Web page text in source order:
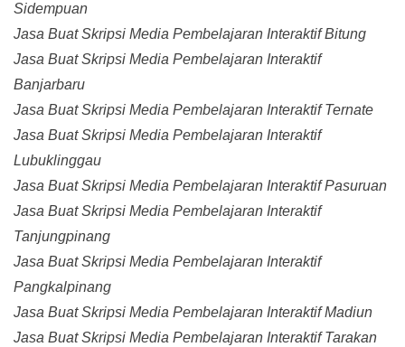
Sidempuan
Jasa Buat Skripsi Media Pembelajaran Interaktif Bitung
Jasa Buat Skripsi Media Pembelajaran Interaktif
Banjarbaru
Jasa Buat Skripsi Media Pembelajaran Interaktif Ternate
Jasa Buat Skripsi Media Pembelajaran Interaktif
Lubuklinggau
Jasa Buat Skripsi Media Pembelajaran Interaktif Pasuruan
Jasa Buat Skripsi Media Pembelajaran Interaktif
Tanjungpinang
Jasa Buat Skripsi Media Pembelajaran Interaktif
Pangkalpinang
Jasa Buat Skripsi Media Pembelajaran Interaktif Madiun
Jasa Buat Skripsi Media Pembelajaran Interaktif Tarakan